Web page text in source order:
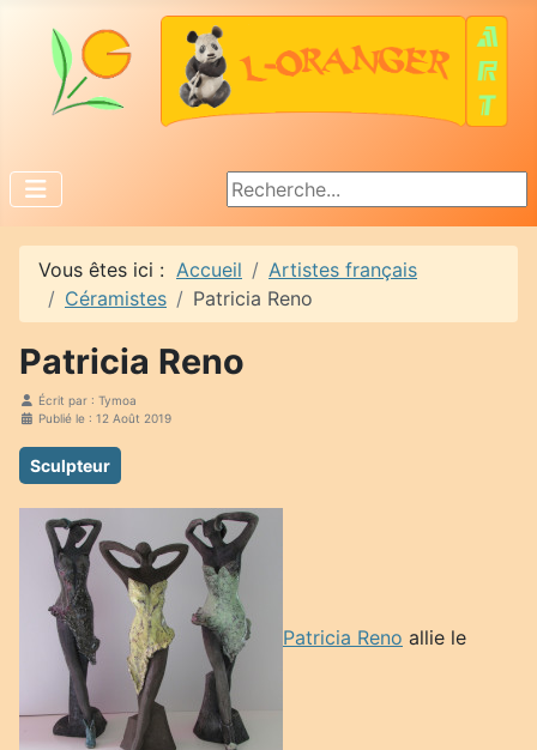
Rechercher
Vous êtes ici : Accueil
Artistes français
Céramistes
Patricia Reno
Patricia Reno
Écrit par : Tymoa
Publié le : 12 Août 2019
Sculpteur
Patricia Reno allie le